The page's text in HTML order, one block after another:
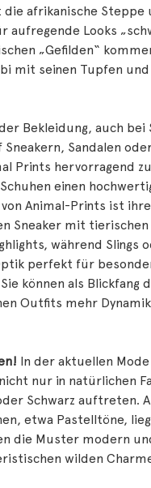
die afrikanische Steppe
aufregende Looks
„Gefilden“
mit seinen Tupfen
Bekleidung, auch bei
Sandalen
Prints hervorragend
einen
Animal-Prints ist
Sneaker mit
während Slings
perfekt für
können als Blickfang
Outfits mehr
In der aktuellen
nur in natürlichen
Schwarz auftreten.
etwa Pastelltöne,
die Muster modern
wilden